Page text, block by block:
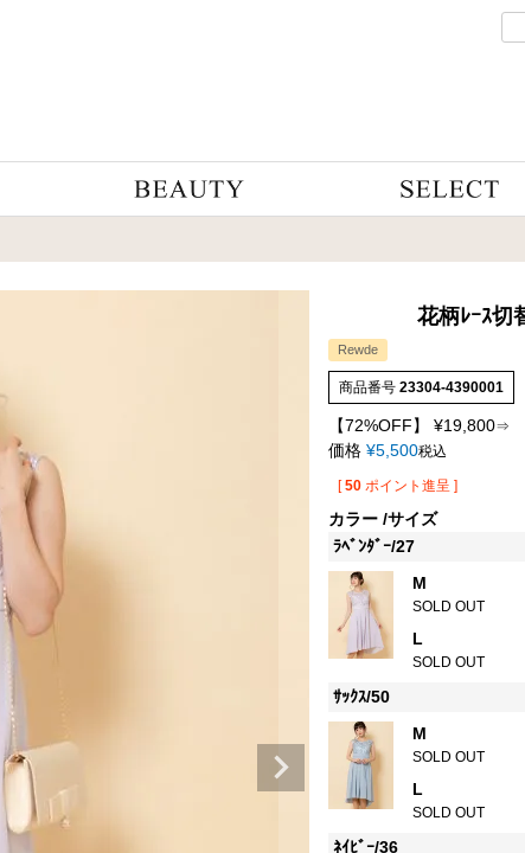
花柄ﾚｰｽ切
Rewde
商品番号 23304-4390001
【72%OFF】 ¥19,800⇒
価格 ¥5,500税込
[ 50 ポイント進呈 ]
カラー サイズ
ﾗﾍﾞﾝﾀﾞｰ/27
M
SOLD OUT
L
SOLD OUT
ｻｯｸｽ/50
M
SOLD OUT
L
SOLD OUT
ﾈｲﾋﾞｰ/36